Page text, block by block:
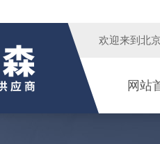
欢迎来到 北
网站